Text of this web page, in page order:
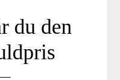
du den